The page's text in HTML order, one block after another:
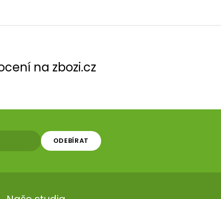
na zbozi.cz
ODEBÍRAT